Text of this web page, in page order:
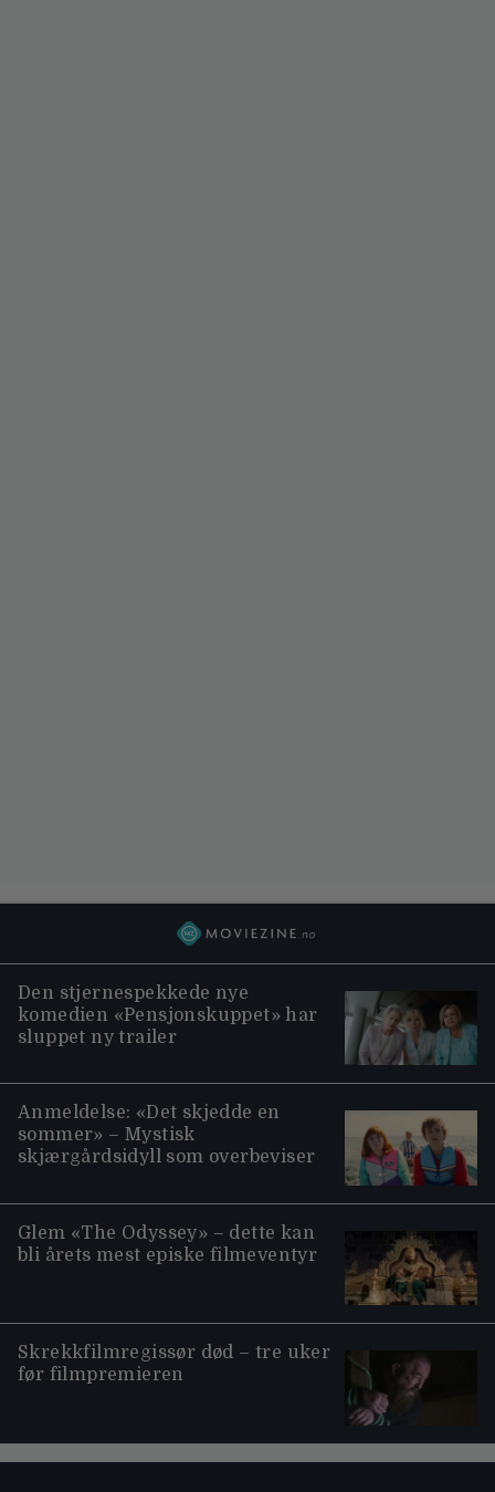
Den stjernespekkede nye
komedien «Pensjonskuppet» har
sluppet ny trailer
Anmeldelse: «Det skjedde en
sommer» – Mystisk
skjærgårdsidyll som overbeviser
Glem «The Odyssey» – dette kan
bli årets mest episke filmeventyr
Skrekkfilmregissør død – tre uker
før filmpremieren